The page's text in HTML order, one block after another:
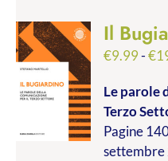
Il
€9.99-€
Le parole
Terzo
Pagine
settembre